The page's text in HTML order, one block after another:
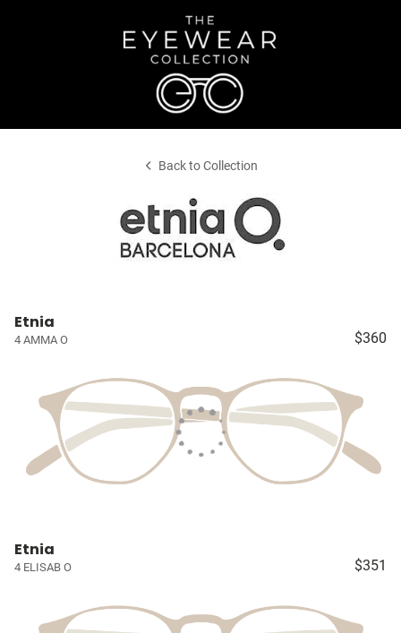
Back to Collection
Etnia
4 AMMA O $360
Etnia
4 ELISAB O $351